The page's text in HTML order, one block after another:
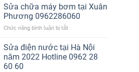
28
60
60
nước
tại
Sửa chữa máy bơm tại Xuân
Phương 0962286060
Chức năng bình luận bị tắt
chữa
máy
bơm
Sửa điện nước tại Hà Nội
năm 2022 Hotline 0962 28
60 60